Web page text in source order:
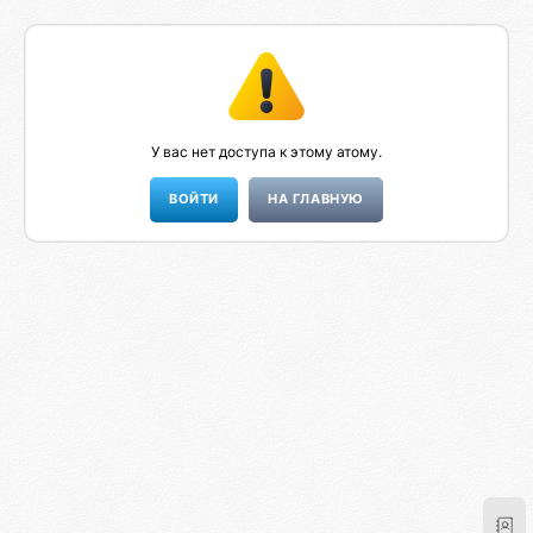
У вас нет доступа к этому атому.
НА ГЛАВНУЮ